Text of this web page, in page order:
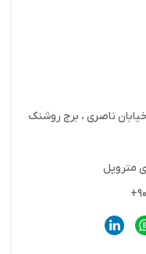
خیابان ناصری ، برج روشنک
متروپل